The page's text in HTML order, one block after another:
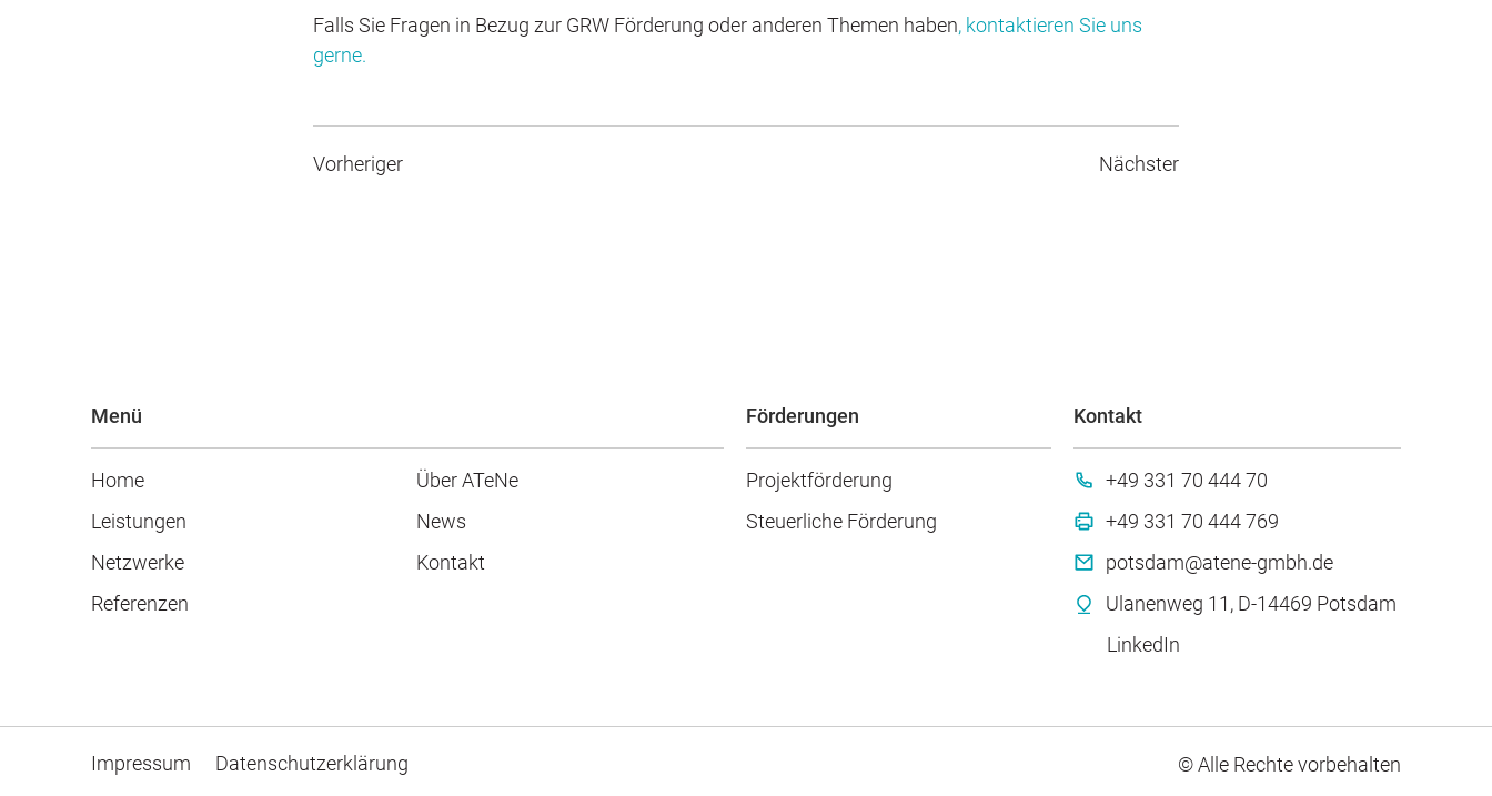
Falls Sie Fragen in Bezug zur GRW Förderung oder anderen Themen haben, kontaktieren Sie uns
gerne.
Vorheriger Nächster
Menü
Home
Leistungen
Netzwerke
Referenzen
Über ATeNe
News
Kontakt
Förderungen
Projektförderung
Steuerliche Förderung
Kontakt
+49 331 70 444 70
+49 331 70 444 769
potsdam@atene-gmbh.de
Ulanenweg 11, D-14469 Potsdam
LinkedIn
Impressum Datenschutzerklärung © Alle Rechte vorbehalten